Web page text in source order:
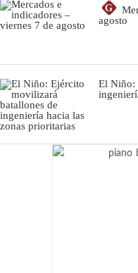
G
agosto
El Niño: